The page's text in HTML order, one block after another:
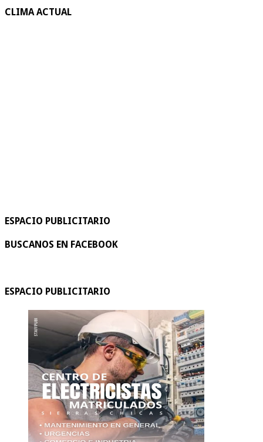
CLIMA ACTUAL
ESPACIO PUBLICITARIO
BUSCANOS EN FACEBOOK
ESPACIO PUBLICITARIO